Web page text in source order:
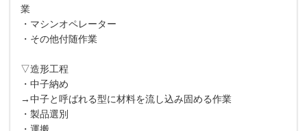
業
・マシンオペレーター
・その他付随作業
▽造形工程
・中子納め
→中子と呼ばれる型に材料を流し込み固める作業
・製品選別
・運搬